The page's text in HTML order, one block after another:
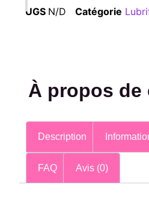
UGS N/D Catégorie
À propos de
Description
FAQ Avis (0)